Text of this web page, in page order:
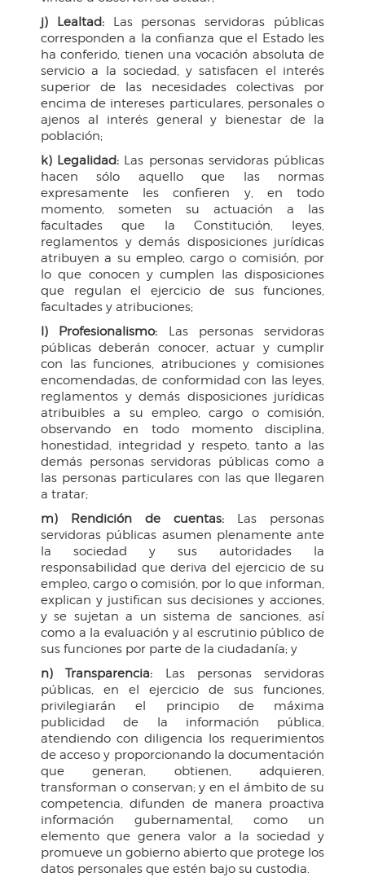
j) Lealtad:Las personas servidoras públicas
corresponden a la confianza que el Estado les
ha conferido, tienen una vocación absoluta de
servicio a la sociedad, y satisfacen el interés
superior de las necesidades colectivas por
encima de intereses particulares, personales o
ajenos al interés general y bienestar de la
población;
k) Legalidad: Las personas servidoras públicas
hacen sólo aquello que las normas
expresamente les confieren y, en todo
momento, someten su actuación a las
facultades que la Constitución, leyes,
reglamentos y demás disposiciones jurídicas
atribuyen a su empleo, cargo o comisión, por
lo que conocen y cumplen las disposiciones
que regulan el ejercicio de sus funciones,
facultades y atribuciones;
l) Profesionalismo: Las personas servidoras
públicas deberán conocer, actuar y cumplir
con las funciones, atribuciones y comisiones
encomendadas, de conformidad con las leyes,
reglamentos y demás disposiciones jurídicas
atribuibles a su empleo, cargo o comisión,
observando en todo momento disciplina,
honestidad, integridad y respeto, tanto a las
demás personas servidoras públicas como a
las personas particulares con las que llegaren
a tratar;
m) Rendición de cuentas: Las personas
servidoras públicas asumen plenamente ante
la sociedad y sus autoridades la
responsabilidad que deriva del ejercicio de su
empleo, cargo o comisión, por lo que informan,
explican y justifican sus decisiones y acciones,
y se sujetan a un sistema de sanciones, así
como a la evaluación y al escrutinio público de
sus funciones por parte de la ciudadanía; y
n) Transparencia: Las personas servidoras
públicas, en el ejercicio de sus funciones,
privilegiarán el principio de máxima
publicidad de la información pública,
atendiendo con diligencia los requerimientos
de acceso y proporcionando la documentación
que generan, obtienen, adquieren,
transforman o conservan; y en el ámbito de su
competencia, difunden de manera proactiva
información gubernamental, como un
elemento que genera valor a la sociedad y
promueve un gobierno abierto que protege los
datos personales que estén bajo su custodia.